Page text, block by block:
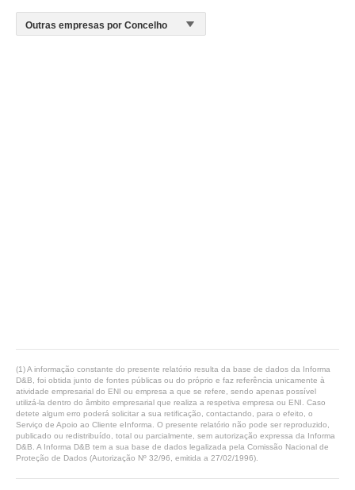
(1) A informação constante do presente relatório resulta da base de dados da Informa
D&B, foi obtida junto de fontes públicas ou do próprio e faz referência unicamente à
atividade empresarial do ENI ou empresa a que se refere, sendo apenas possível
utilizá-la dentro do âmbito empresarial que realiza a respetiva empresa ou ENI. Caso
detete algum erro poderá solicitar a sua retificação, contactando, para o efeito, o
Serviço de Apoio ao Cliente eInforma. O presente relatório não pode ser reproduzido,
publicado ou redistribuído, total ou parcialmente, sem autorização expressa da Informa
D&B. A Informa D&B tem a sua base de dados legalizada pela Comissão Nacional de
Proteção de Dados (Autorização Nº 32/96, emitida a 27/02/1996).